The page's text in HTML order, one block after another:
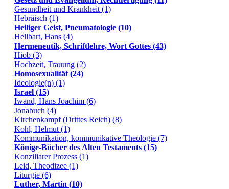
Gesundheit und Krankheit (1)
Hebräisch (1)
Heiliger Geist, Pneumatologie (10)
Hellbart, Hans (4)
Hermeneutik, Schriftlehre, Wort Gottes (43)
Hiob (3)
Hochzeit, Trauung (2)
Homosexualität (24)
Ideologie(n) (1)
Israel (15)
Iwand, Hans Joachim (6)
Jonabuch (4)
Kirchenkampf (Drittes Reich) (8)
Kohl, Helmut (1)
Kommunikation, kommunikative Theologie (7)
Könige-Bücher des Alten Testaments (15)
Konziliarer Prozess (1)
Leid, Theodizee (1)
Liturgie (6)
Luther, Martin (10)